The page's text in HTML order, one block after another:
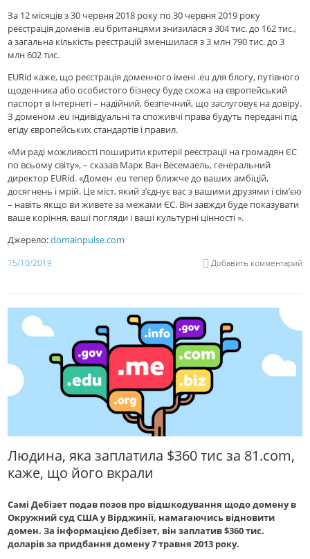
За 12 місяців з 30 червня 2018 року по 30 червня 2019 року
реєстрація доменів .eu британцями знизилася з 304 тис. до 162 тис.,
а загальна кількість реєстрацій зменшилася з 3 млн 790 тис. до 3
млн 602 тис.
EURid каже, що реєстрація доменного імені .eu для блогу, путівного
щоденника або особистого бізнесу буде схожа на європейський
паспорт в Інтернеті – надійний, безпечний, що заслуговує на довіру.
З доменом .eu індивідуальні та споживчі права будуть передані під
егіду європейських стандартів і правил.
«Ми раді можливості поширити критерії реєстрації на громадян ЄС
по всьому світу», – сказав Марк Ван Весемаель, генеральний
директор EURid. «Домен .eu тепер ближче до ваших амбіцій,
досягнень і мрій. Це міст, який з’єднує вас з вашими друзями і сім’єю
– навіть якщо ви живете за межами ЄС. Він завжди буде показувати
ваше коріння, ваші погляди і ваші культурні цінності ».
Джерело:domainpulse.com
15/10/2019 Добавить комментарий
Людина, яка заплатила $360 тис за 81.com,
каже, що його вкрали
Самі Дебізет подав позов про відшкодування щодо домену в
Окружний суд США у Вірджинії, намагаючись відновити
домен. За інформацією Дебізет, він заплатив $360 тис.
доларів за придбання домену 7 травня 2013 року.